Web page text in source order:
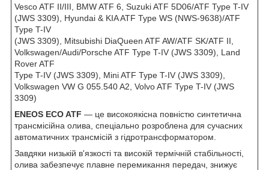
Vesco ATF II/III, BMW ATF 6, Suzuki ATF 5D06/ATF Type T-IV
(JWS 3309), Hyundai & KIA ATF Type WS (NWS-9638)/ATF
Type T-IV
(JWS 3309), Mitsubishi DiaQueen ATF AW/ATF SK/ATF II,
Volkswagen/Audi/Porsche ATF Type T-IV (JWS 3309), Land
Rover ATF
Type T-IV (JWS 3309), Mini ATF Type T-IV (JWS 3309),
Volkswagen VW G 055.540 A2, Volvo ATF Type T-IV (JWS
3309)
ENEOS ECO ATF — це високоякісна повністю синтетична
трансмісійна олива, спеціально розроблена для сучасних
автоматичних трансмісій з гідротрансформатором.
Завдяки низькій в'язкості та високій термічній стабільності,
олива забезпечує плавне перемикання передач, знижує